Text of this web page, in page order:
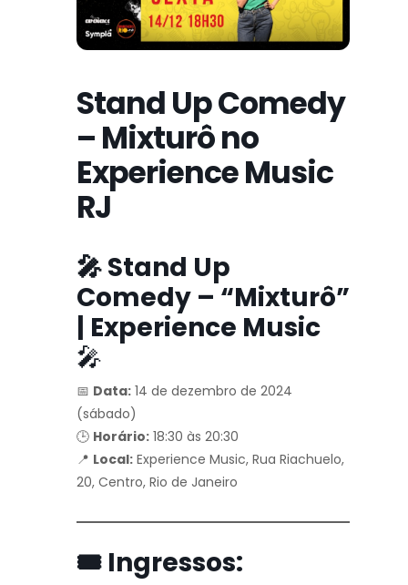
Stand Up Comedy
– Mixturô no
Experience Music
RJ
🎤 Stand Up
Comedy – “Mixturô”
| Experience Music
🎤
📅 Data: 14 de dezembro de 2024
(sábado)
🕒 Horário: 18:30 às 20:30
📍 Local: Experience Music, Rua Riachuelo,
20, Centro, Rio de Janeiro
🎟️ Ingressos: